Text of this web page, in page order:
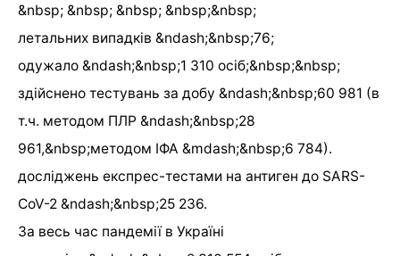
&nbsp; &nbsp; &nbsp; &nbsp;&nbsp;
летальних випадків &ndash;&nbsp;76;
одужало &ndash;&nbsp;1 310 осіб;&nbsp;&nbsp;
здійснено тестувань за добу &ndash;&nbsp;60 981 (в
т.ч. методом ПЛР &ndash;&nbsp;28
961,&nbsp;методом ІФА &mdash;&nbsp;6 784).
досліджень експрес-тестами на антиген до SARS-
CoV-2 &ndash;&nbsp;25 236.
За весь час пандемії в Україні